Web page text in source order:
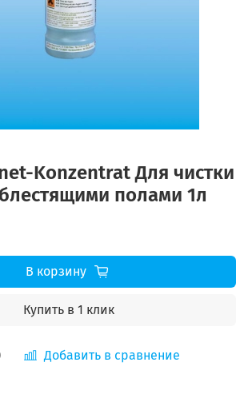
Konzentrat Для чистки
полами 1л
Добавить в сравнение
В корзину
Купить в 1 клик